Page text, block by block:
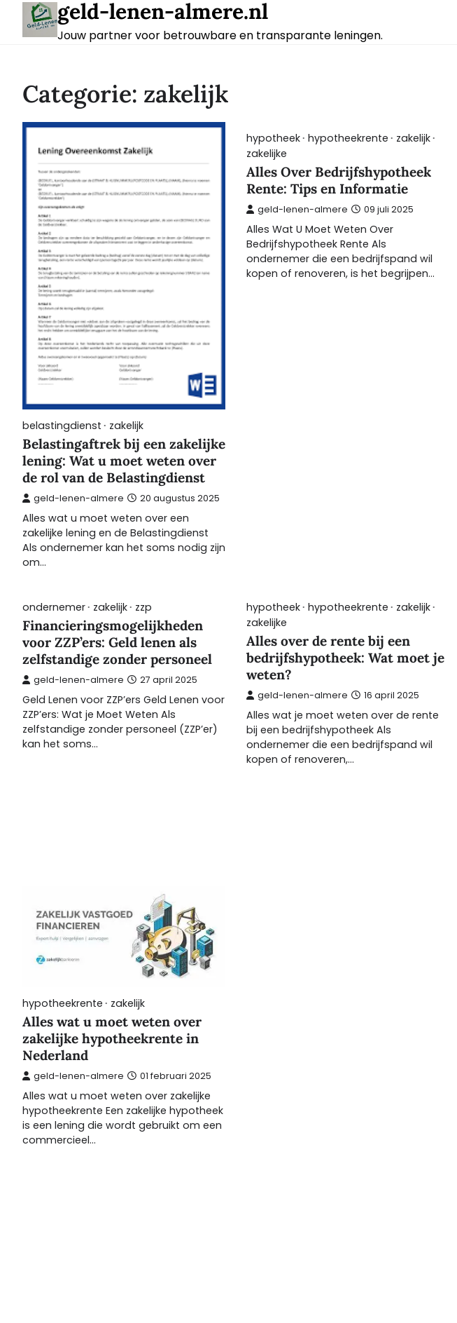
content
geld-lenen-almere.nl
Jouw partner voor betrouwbare en transparante leningen.
Categorie: zakelijk
belastingdienst zakelijk
Belastingaftrek bij een zakelijke
lening: Wat u moet weten over
de rol van de Belastingdienst
geld-lenen-almere 20 augustus 2025
Alles wat u moet weten over een
zakelijke lening en de Belastingdienst
Als ondernemer kan het soms nodig zijn
om…
hypotheek hypotheekrente
zakelijk
zakelijke
Alles Over Bedrijfshypotheek
Rente: Tips en Informatie
geld-lenen-almere 09 juli 2025
Alles Wat U Moet Weten Over
Bedrijfshypotheek Rente Als
ondernemer die een bedrijfspand wil
kopen of renoveren, is het begrijpen…
ondernemer zakelijk zzp
Financieringsmogelijkheden
voor ZZP’ers: Geld lenen als
zelfstandige zonder personeel
geld-lenen-almere 27 april 2025
Geld Lenen voor ZZP’ers Geld Lenen voor
ZZP’ers: Wat je Moet Weten Als
zelfstandige zonder personeel (ZZP’er)
kan het soms…
hypotheek hypotheekrente
zakelijk
zakelijke
Alles over de rente bij een
bedrijfshypotheek: Wat moet je
weten?
geld-lenen-almere 16 april 2025
Alles wat je moet weten over de rente
bij een bedrijfshypotheek Als
ondernemer die een bedrijfspand wil
kopen of renoveren,…
hypotheekrente zakelijk
Alles wat u moet weten over
zakelijke hypotheekrente in
Nederland
geld-lenen-almere 01 februari 2025
Alles wat u moet weten over zakelijke
hypotheekrente Een zakelijke hypotheek
is een lening die wordt gebruikt om een
commercieel…